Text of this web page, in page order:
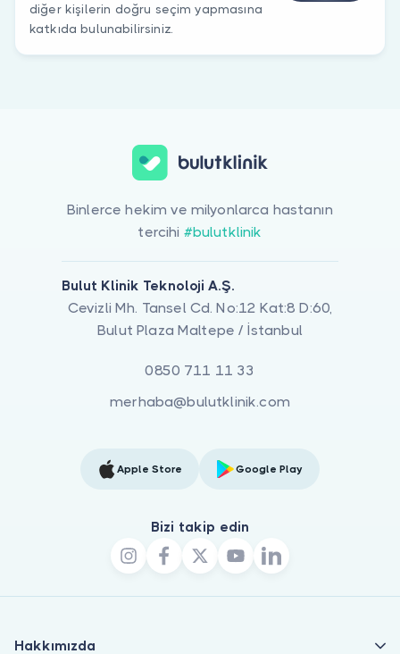
diğer kişilerin doğru seçim yapmasına
katkıda bulunabilirsiniz.
Binlerce hekim ve milyonlarca hastanın
tercihi #bulutklinik
Bulut Klinik Teknoloji A.Ş.
Cevizli Mh. Tansel Cd. No:12 Kat:8 D:60,
Bulut Plaza Maltepe / İstanbul
0850 711 11 33
merhaba@bulutklinik.com
Apple Store Google Play
Bizi takip edin
Hakkımızda